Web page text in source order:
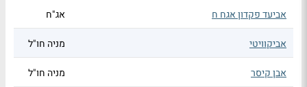
אביעד פקדון אגח ח אג"ח
אביקוויטי מניה חו"ל
אבן קיסר מניה חו"ל